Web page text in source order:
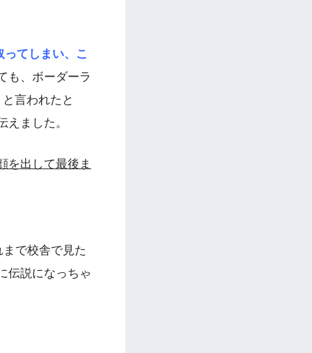
てしまい、こ
も、ボーダーラ
言われたと
えました。
を出して最後ま
で校舎で見た
伝説になっちゃ